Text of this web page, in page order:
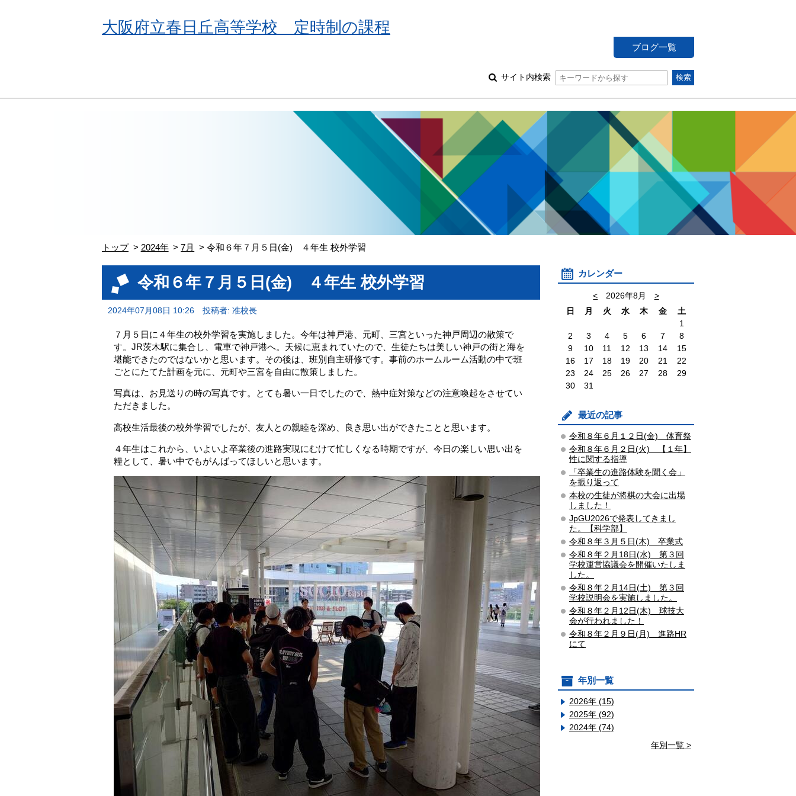
大阪府立春日丘高等学校 定時制の課程
ブログ一覧
サイト内検索
トップ 2024年 7月 令和６年７月５日(金) ４年生 校外学習
令和６年７月５日(金) ４年生 校外学習
2024年07月08日 10:26 投稿者: 准校長
７月５日に４年生の校外学習を実施しました。今年は神戸港、元町、三宮といった神戸周辺の散策で
す。JR茨木駅に集合し、電車で神戸港へ。天候に恵まれていたので、生徒たちは美しい神戸の街と海を
堪能できたのではないかと思います。その後は、班別自主研修です。事前のホームルーム活動の中で班
ごとにたてた計画を元に、元町や三宮を自由に散策しました。
写真は、お見送りの時の写真です。とても暑い一日でしたので、熱中症対策などの注意喚起をさせてい
ただきました。
高校生活最後の校外学習でしたが、友人との親睦を深め、良き思い出ができたことと思います。
４年生はこれから、いよいよ卒業後の進路実現にむけて忙しくなる時期ですが、今日の楽しい思い出を
糧として、暑い中でもがんばってほしいと思います。
カレンダー
< 2026年8月
>
日
月 火 水 木 金
土
1
2
3 4 5 6 7
8
9
10 11 12 13 14
15
16
17 18 19 20 21
22
23
24 25 26 27 28
29
30
31
最近の記事
令和８年６月１２日(金) 体育祭
令和８年６月２日(火) 【１年】
性に関する指導
「卒業生の進路体験を聞く会」
を振り返って
本校の生徒が将棋の大会に出場
しました！
JpGU2026で発表してきまし
た。【科学部】
令和８年３月５日(木) 卒業式
令和８年２月18日(水) 第３回
学校運営協議会を開催いたしま
した。
令和８年２月14日(土) 第３回
学校説明会を実施しました。
令和８年２月12日(木) 球技大
会が行われました！
令和８年２月９日(月) 進路HR
にて
年別一覧
2026年 (15)
2025年 (92)
2024年 (74)
年別一覧 >